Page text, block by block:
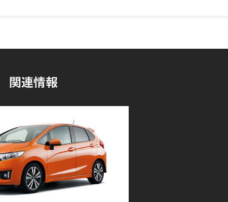
関連情報